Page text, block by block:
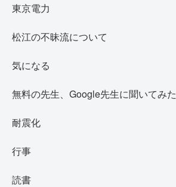
東京電力
松江の不昧流について
気になる
無料の先生、Google先生に聞いてみた
耐震化
行事
読書